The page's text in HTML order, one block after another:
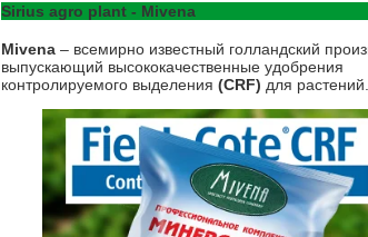
Sirius agro plant - Mivena
Mivena – всемирно известный голландский
выпускающий высококачественные удобрения
контролируемого выделения (CRF) для растений.